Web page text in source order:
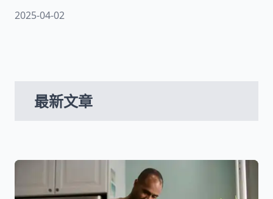
疑問，資深律師也會告訴您醫療疏失鑑定項目、醫
2025-04-02
最新文章